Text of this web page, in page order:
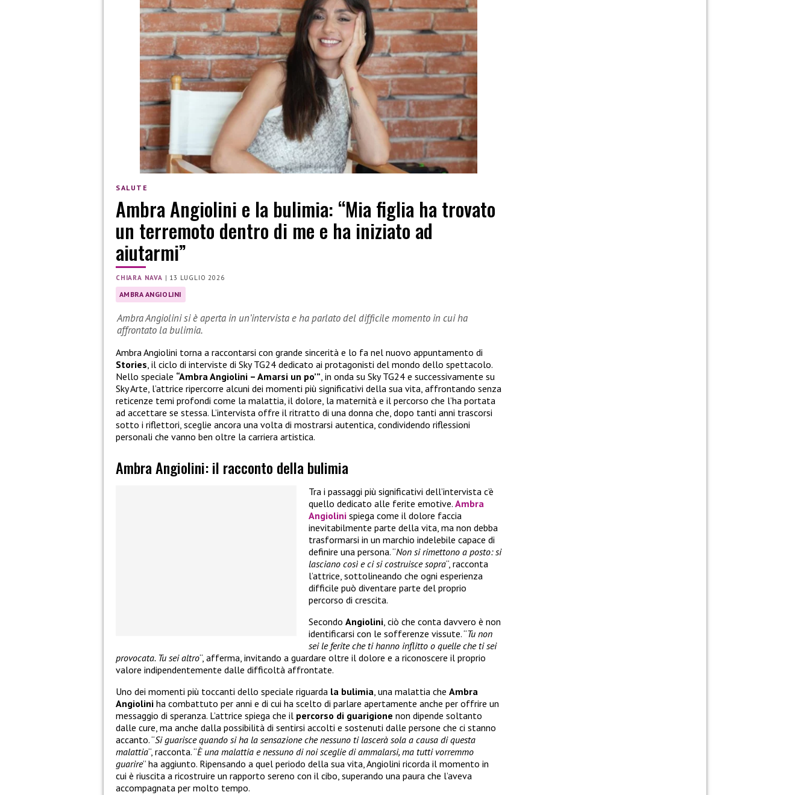
SALUTE
Ambra Angiolini e la bulimia: “Mia figlia ha trovato
un terremoto dentro di me e ha iniziato ad
aiutarmi”
CHIARA NAVA | 13 LUGLIO 2026
AMBRA ANGIOLINI
Ambra Angiolini si è aperta in un’intervista e ha parlato del difficile momento in cui ha
affrontato la bulimia.
Ambra Angiolini torna a raccontarsi con grande sincerità e lo fa nel nuovo appuntamento di
Stories, il ciclo di interviste di Sky TG24 dedicato ai protagonisti del mondo dello spettacolo.
Nello speciale “Ambra Angiolini – Amarsi un po’”, in onda su Sky TG24 e successivamente su
Sky Arte, l’attrice ripercorre alcuni dei momenti più significativi della sua vita, affrontando senza
reticenze temi profondi come la malattia, il dolore, la maternità e il percorso che l’ha portata
ad accettare se stessa. L’intervista offre il ritratto di una donna che, dopo tanti anni trascorsi
sotto i riflettori, sceglie ancora una volta di mostrarsi autentica, condividendo riflessioni
personali che vanno ben oltre la carriera artistica.
Ambra Angiolini: il racconto della bulimia
Tra i passaggi più significativi dell’intervista c’è
quello dedicato alle ferite emotive. Ambra
Angiolini spiega come il dolore faccia
inevitabilmente parte della vita, ma non debba
trasformarsi in un marchio indelebile capace di
definire una persona. “Non si rimettono a posto: si
lasciano così e ci si costruisce sopra“, racconta
l’attrice, sottolineando che ogni esperienza
difficile può diventare parte del proprio
percorso di crescita.
Secondo Angiolini, ciò che conta davvero è non
identificarsi con le sofferenze vissute. “Tu non
sei le ferite che ti hanno inflitto o quelle che ti sei
provocata. Tu sei altro“, afferma, invitando a guardare oltre il dolore e a riconoscere il proprio
valore indipendentemente dalle difficoltà affrontate.
Uno dei momenti più toccanti dello speciale riguarda la bulimia, una malattia che Ambra
Angiolini ha combattuto per anni e di cui ha scelto di parlare apertamente anche per offrire un
messaggio di speranza. L’attrice spiega che il percorso di guarigione non dipende soltanto
dalle cure, ma anche dalla possibilità di sentirsi accolti e sostenuti dalle persone che ci stanno
accanto. “Si guarisce quando si ha la sensazione che nessuno ti lascerà sola a causa di questa
malattia“, racconta. “È una malattia e nessuno di noi sceglie di ammalarsi, ma tutti vorremmo
guarire” ha aggiunto. Ripensando a quel periodo della sua vita, Angiolini ricorda il momento in
cui è riuscita a ricostruire un rapporto sereno con il cibo, superando una paura che l’aveva
accompagnata per molto tempo.